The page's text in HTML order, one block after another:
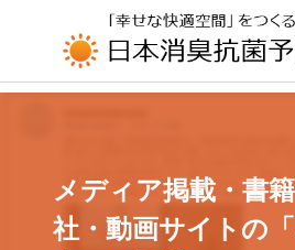
UA-196110426-1
メディア掲載・書
社・動画サイトの